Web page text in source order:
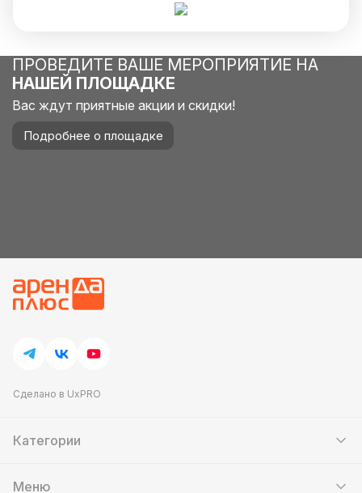
телевизора на мероприятие.
ПРОВЕДИТЕ ВАШЕ МЕРОПРИЯТИЕ НА
НАШЕЙ ПЛОЩАДКЕ
Вас ждут приятные акции и скидки!
Подробнее о площадке
Сделано в UxPRO
Категории
Кейтеринг
Меню